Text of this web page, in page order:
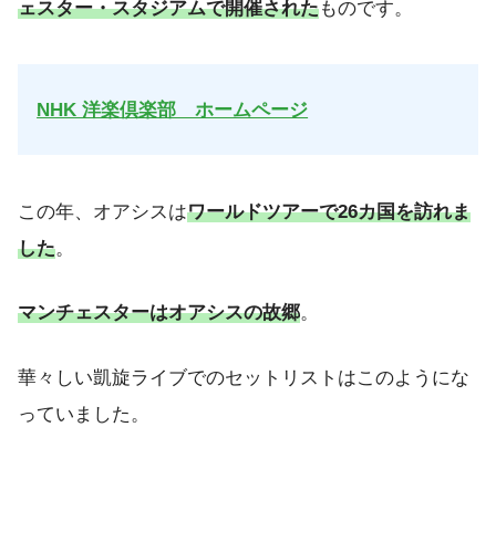
ェスター・スタジアムで開催されたものです。
NHK 洋楽倶楽部 ホームページ
この年、オアシスはワールドツアーで26カ国を訪れま
した。
マンチェスターはオアシスの故郷。
華々しい凱旋ライブでのセットリストはこのようにな
っていました。